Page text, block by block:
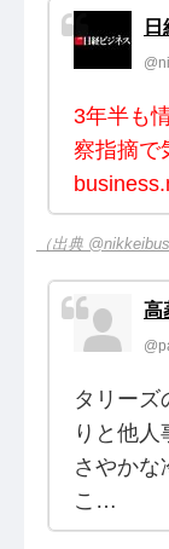
3年半も
察指摘で
（出典
高
タリーズ
りと他人
さやか
こ…